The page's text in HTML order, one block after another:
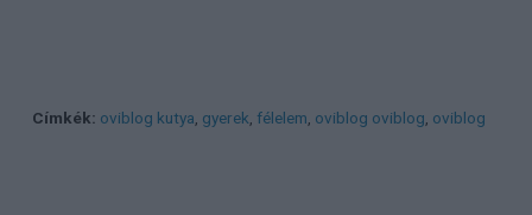
Címkék: oviblog kutya gyerek félelem oviblog oviblog oviblog